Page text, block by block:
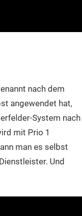
nach dem
angewendet hat,
System nach
mit Prio 1
man es selbst
Und